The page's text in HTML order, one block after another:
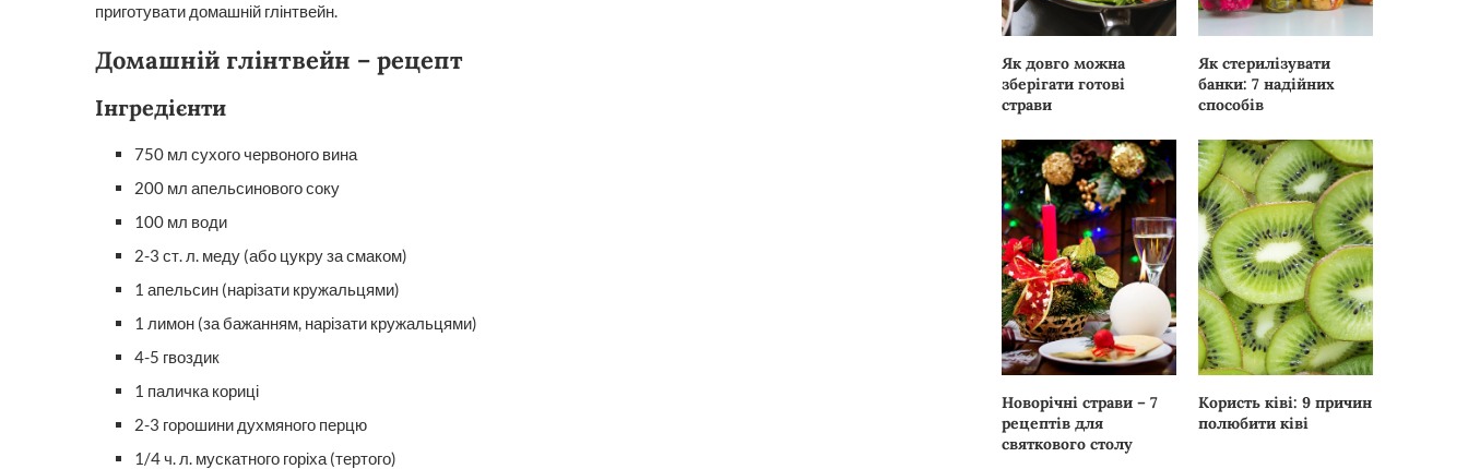
приготувати домашній глінтвейн.
Домашній глінтвейн – рецепт
Інгредієнти
750 мл сухого червоного вина
200 мл апельсинового соку
100 мл води
2-3 ст. л. меду (або цукру за смаком)
1 апельсин (нарізати кружальцями)
1 лимон (за бажанням, нарізати кружальцями)
4-5 гвоздик
1 паличка кориці
2-3 горошини духмяного перцю
1/4 ч. л. мускатного горіха (тертого)
Як довго можна
зберігати готові
страви
Як стерилізувати
банки: 7 надійних
способів
Новорічні страви – 7
рецептів для
святкового столу
Користь ківі: 9 причин
полюбити ківі